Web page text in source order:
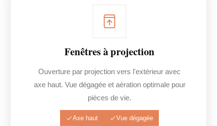
Fenêtres à projection
Ouverture par projection vers l'extérieur avec
axe haut. Vue dégagée et aération optimale pour
pièces de vie.
Axe haut Vue dégagée